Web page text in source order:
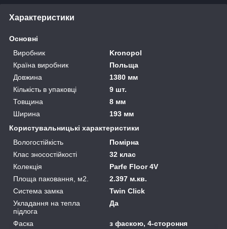
Характеристики
Основні
Виробник
Kronopol
Країна виробник
Польща
Довжина
1380 мм
Кількість в упаковці
9 шт.
Товщина
8 мм
Ширина
193 мм
Користувальницькі характеристики
Вологостійкість
Помірна
Клас зносостійкості
32 клас
Колекція
Parfe Floor 4V
Площа паковання, м2.
2.397 м.кв.
Система замка
Twin Click
Укладання на тепла
підлога
Да
Фаска з фаскою, 4-стороння